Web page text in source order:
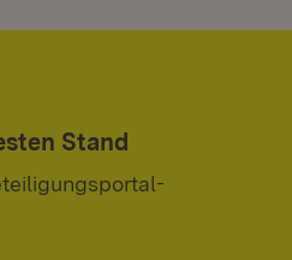
Stand